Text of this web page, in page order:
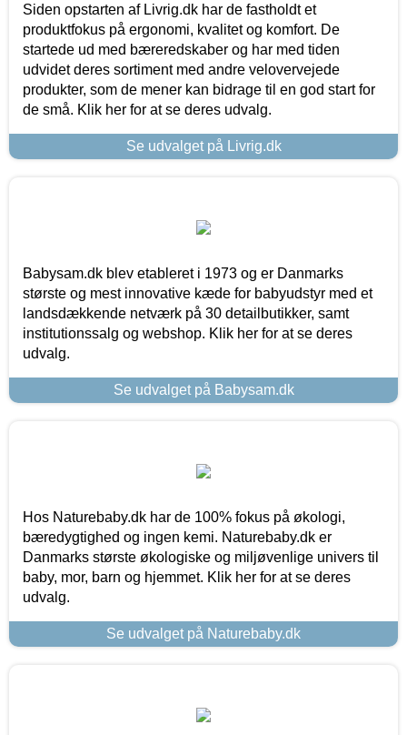
Siden opstarten af Livrig.dk har de fastholdt et
produktfokus på ergonomi, kvalitet og komfort. De
startede ud med bæreredskaber og har med tiden
udvidet deres sortiment med andre velovervejede
produkter, som de mener kan bidrage til en god start for
de små. Klik her for at se deres udvalg.
Se udvalget på Livrig.dk
Babysam.dk blev etableret i 1973 og er Danmarks
største og mest innovative kæde for babyudstyr med et
landsdækkende netværk på 30 detailbutikker, samt
institutionssalg og webshop. Klik her for at se deres
udvalg.
Se udvalget på Babysam.dk
Hos Naturebaby.dk har de 100% fokus på økologi,
bæredygtighed og ingen kemi. Naturebaby.dk er
Danmarks største økologiske og miljøvenlige univers til
baby, mor, barn og hjemmet. Klik her for at se deres
udvalg.
Se udvalget på Naturebaby.dk